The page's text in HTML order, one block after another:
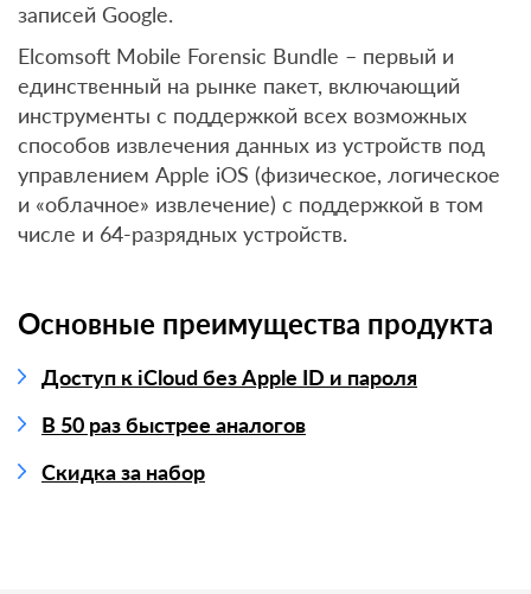
записей Google.
Elcomsoft Mobile Forensic Bundle – первый и
единственный на рынке пакет, включающий
инструменты с поддержкой всех возможных
способов извлечения данных из устройств под
управлением Apple iOS (физическое, логическое
и «облачное» извлечение) с поддержкой в том
числе и 64-разрядных устройств.
Основные преимущества продукта
Доступ к iCloud без Apple ID и пароля
В 50 раз быстрее аналогов
Скидка за набор